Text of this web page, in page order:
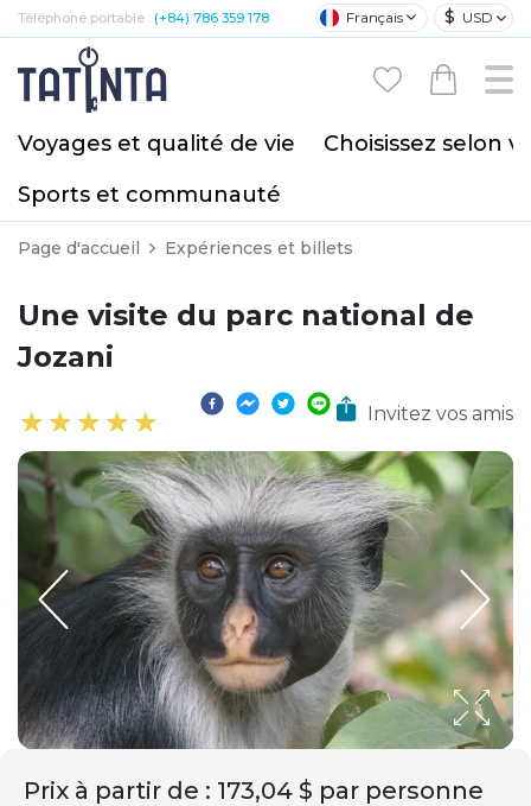
Téléphone portable : (+84) 786 359 178 Français $ USD
Voyages et qualité de vie
Choisissez selon
Sports et communauté
Page d'accueil Expériences et billets
Une visite du parc national de
Jozani
Invitez vos amis
Prix ​​à partir de : 173,04 $ par personne